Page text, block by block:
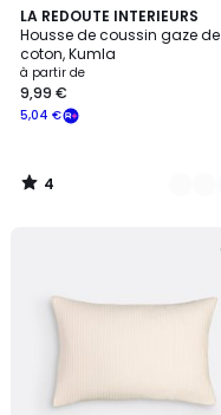
LA REDOUTE INTERIEURS
Housse de coussin gaze de
coton, Kumla
à partir de
5,04 €
9,99 €
4
/
5
12
Couleurs
4
/